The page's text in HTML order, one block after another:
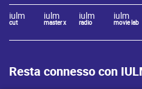
iulm
cut
iulm
master x
iulm
radio
iulm
movie lab
Resta connesso con